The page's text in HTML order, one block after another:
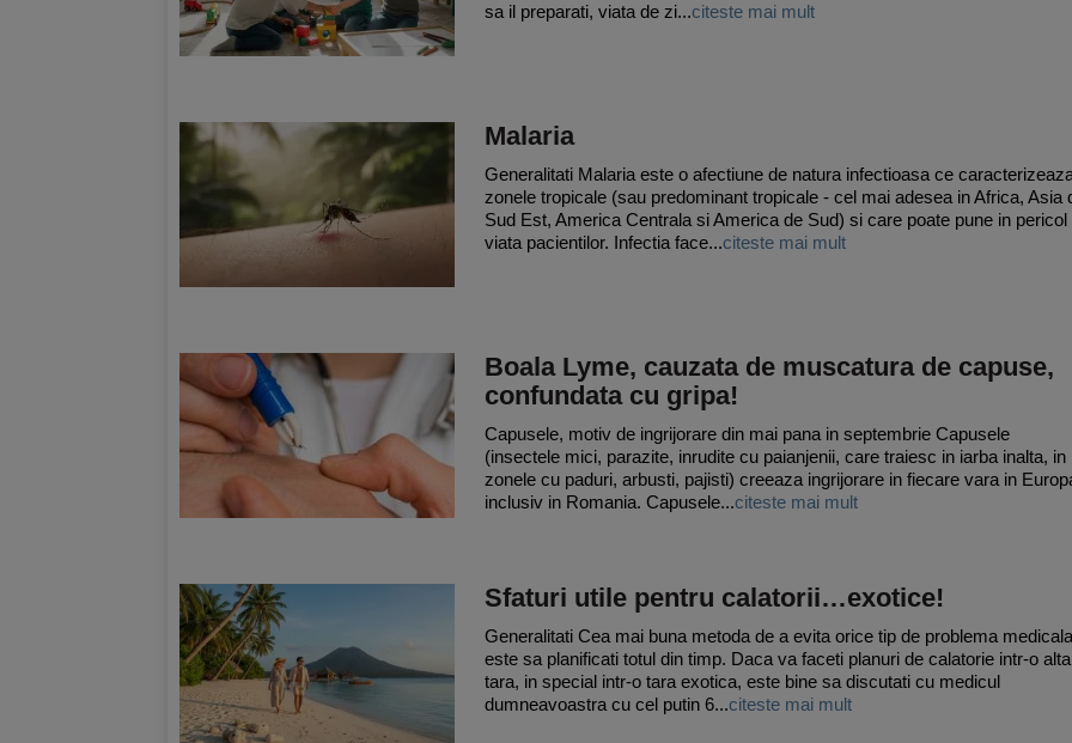
sa il preparati, viata de zi...citeste mai mult
Malaria
Generalitati Malaria este o afectiune de natura infectioasa ce
zonele tropicale (sau predominant tropicale - cel mai adesea in Africa, Asia
Sud Est, America Centrala si America de Sud) si care poate pune in pericol
viata pacientilor. Infectia face...citeste mai mult
Boala Lyme, cauzata de muscatura de capuse,
confundata cu gripa!
Capusele, motiv de ingrijorare din mai pana in septembrie Capusele
(insectele mici, parazite, inrudite cu paianjenii, care traiesc in iarba inalta, in
zonele cu paduri, arbusti, pajisti) creeaza ingrijorare in fiecare vara in
inclusiv in Romania. Capusele...citeste mai mult
Sfaturi utile pentru calatorii…exotice!
Generalitati Cea mai buna metoda de a evita orice tip de problema medicala
este sa planificati totul din timp. Daca va faceti planuri de calatorie intr-o alta
tara, in special intr-o tara exotica, este bine sa discutati cu medicul
dumneavoastra cu cel putin 6...citeste mai mult